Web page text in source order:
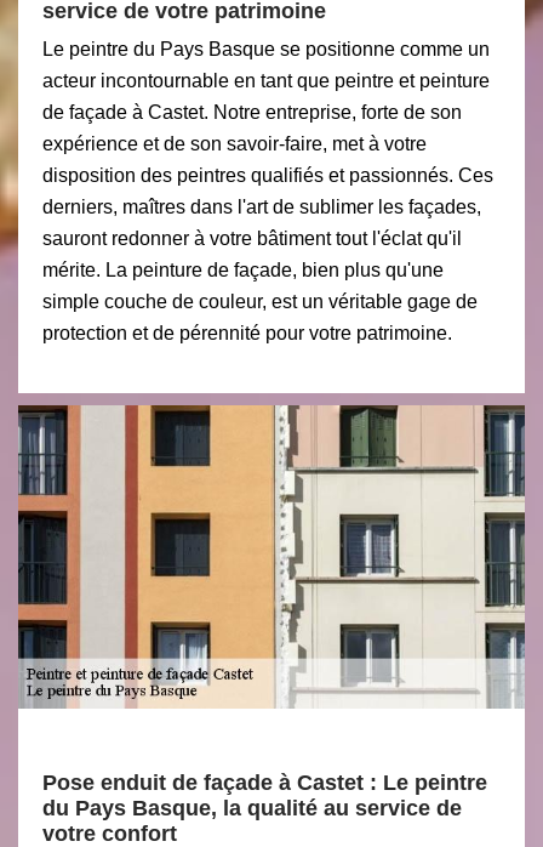
service de votre patrimoine
Le peintre du Pays Basque se positionne comme un
acteur incontournable en tant que peintre et peinture
de façade à Castet. Notre entreprise, forte de son
expérience et de son savoir-faire, met à votre
disposition des peintres qualifiés et passionnés. Ces
derniers, maîtres dans l'art de sublimer les façades,
sauront redonner à votre bâtiment tout l'éclat qu'il
mérite. La peinture de façade, bien plus qu'une
simple couche de couleur, est un véritable gage de
protection et de pérennité pour votre patrimoine.
Pose enduit de façade à Castet : Le peintre
du Pays Basque, la qualité au service de
votre confort